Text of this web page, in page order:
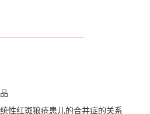
性红斑狼疮患儿的合并症的关系